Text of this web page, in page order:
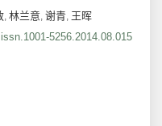
, 林兰意, 谢青, 王晖
5256.2014.08.015